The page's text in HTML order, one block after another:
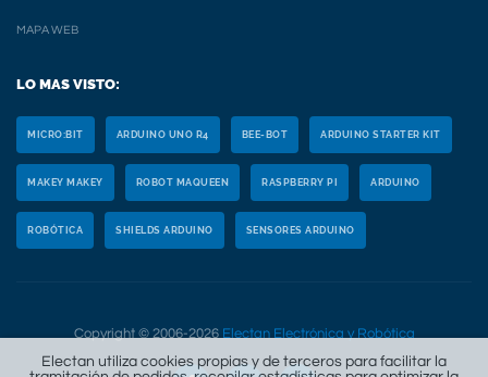
MAPA WEB
LO MAS VISTO:
MICRO:BIT ARDUINO UNO R4 BEE-BOT ARDUINO STARTER KIT
MAKEY MAKEY ROBOT MAQUEEN RASPBERRY PI ARDUINO
ROBÓTICA SHIELDS ARDUINO SENSORES ARDUINO
Copyright © 2006-2026 Electan Electrónica y Robótica
Electan utiliza cookies propias y de terceros para facilitar la